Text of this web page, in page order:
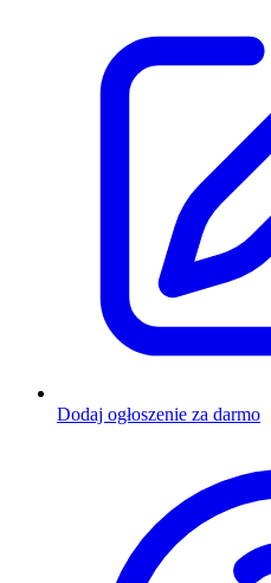
Dodaj ogłoszenie za darmo